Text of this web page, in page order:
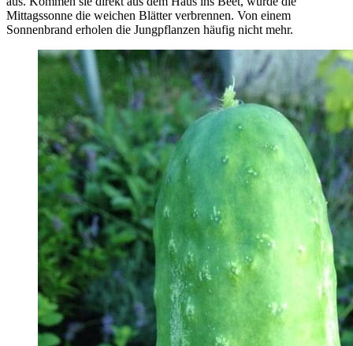
Mittagssonne die weichen Blätter verbrennen. Von einem
Sonnenbrand erholen die Jungpflanzen häufig nicht mehr.